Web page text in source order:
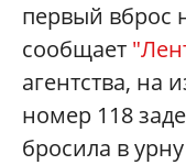
первый вброс
сообщает
агентства, на
номер 118
бросила в